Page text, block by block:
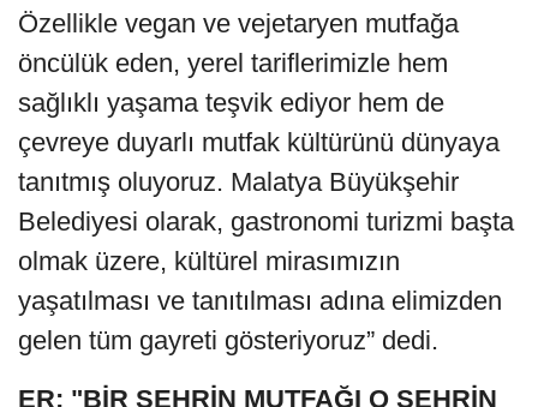
Özellikle vegan ve vejetaryen mutfağa
öncülük eden, yerel tariflerimizle hem
sağlıklı yaşama teşvik ediyor hem de
çevreye duyarlı mutfak kültürünü dünyaya
tanıtmış oluyoruz. Malatya Büyükşehir
Belediyesi olarak, gastronomi turizmi başta
olmak üzere, kültürel mirasımızın
yaşatılması ve tanıtılması adına elimizden
gelen tüm gayreti gösteriyoruz” dedi.
ER; "BİR ŞEHRİN MUTFAĞI O ŞEHRİN